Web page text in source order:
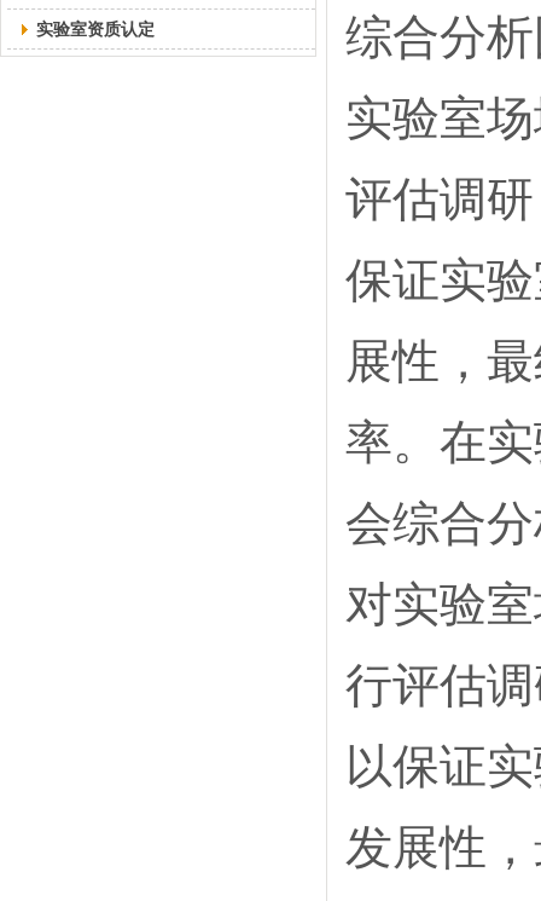
实验室资质认定
综合分
实验室
评估调
保证实
展性，
率。在
会综合
对实验
行评估
以保证
发展性